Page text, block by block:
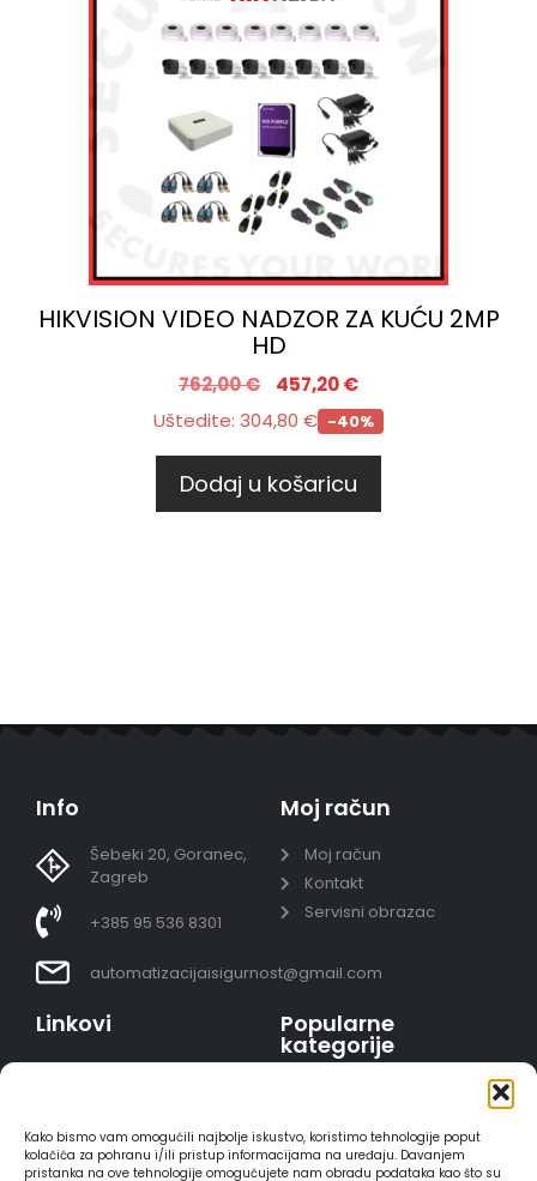
Kako bismo vam omogućili najbolje iskustvo, koristimo tehnologije poput
kolačića za pohranu i/ili pristup informacijama na uređaju. Davanjem
pristanka na ove tehnologije omogućujete nam obradu podataka kao što su
HIKVISION VIDEO NADZOR ZA KUĆU 2MP
HD
762,00€ 457,20€
Uštedite: 304,80 € -40%
Dodaj u košaricu
Info
Šebeki 20, Goranec,
Zagreb
+385 95 536 8301
automatizacijaisigurnost@gmail.com
Moj račun
Moj račun
Kontakt
Servisni obrazac
Linkovi
Sigurno plaćanje
karticama
Popularne
kategorije
Video nadzor - kompleti
AJAX alarmi